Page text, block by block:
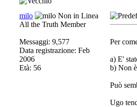
milo
All the Truth Member
Messaggi: 9,577
Data registrazione: Feb
2006
Età: 56
Per
a) E'
b) Non
Può
Ugo